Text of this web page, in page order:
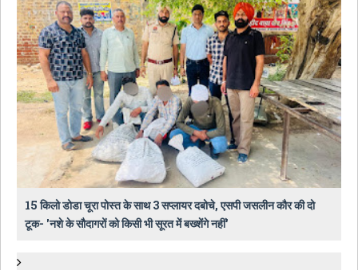
15 किलो डोडा चूरा पोस्त के साथ 3 सप्लायर दबोचे, एसपी जसलीन कौर की दो
टूक- 'नशे के सौदागरों को किसी भी सूरत में बख्शेंगे नहीं'